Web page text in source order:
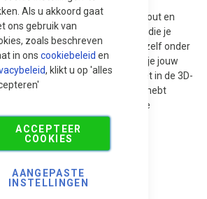
Als u akkoord gaat
ons gebruik van
zoals beschreven
in ons cookiebeleid en
, klikt u op 'alles
ACCEPTEER
COOKIES
AANGEPASTE
INSTELLINGEN
met de 3D-app van Trendhout en
je kiezen uit diverse modellen die je
kunt aanpassen. Je bepaalt zelf onder
deuren en andere opties. Heb je jouw
of specifieke wensen die niet in de 3D-
Ook als je al een ontwerp hebt
hebt die niet volledig in de
we graag met je mee.